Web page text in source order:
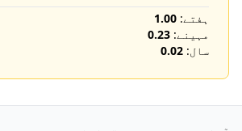
ہفتے: 1.00
مہینے: 0.23
سال: 0.02